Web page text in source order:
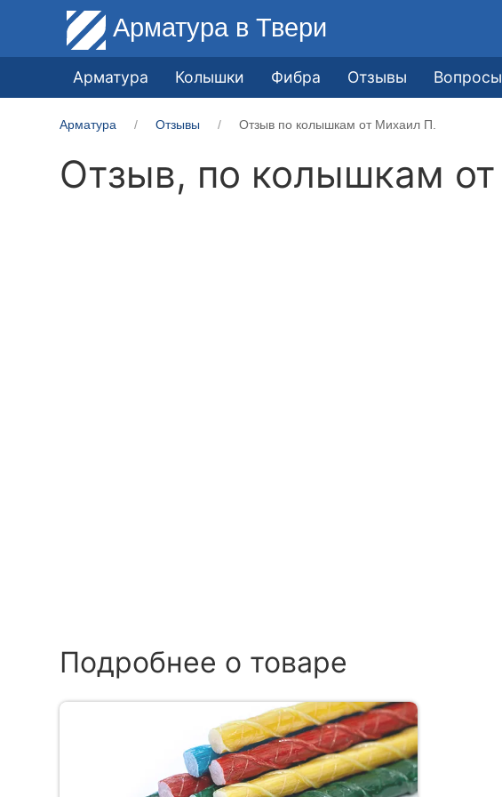
Арматура в Твери
Арматура Колышки Фибра Отзывы Вопросы
Арматура Отзывы Отзыв по колышкам от Михаил П.
Отзыв, по колышкам от
Подробнее о товаре